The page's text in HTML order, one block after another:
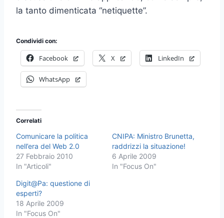
la tanto dimenticata “netiquette”.
Condividi con:
Facebook X LinkedIn
WhatsApp
Correlati
Comunicare la politica
nell’era del Web 2.0
27 Febbraio 2010
In "Articoli"
CNIPA: Ministro Brunetta,
raddrizzi la situazione!
6 Aprile 2009
In "Focus On"
Digit@Pa: questione di
esperti?
18 Aprile 2009
In "Focus On"